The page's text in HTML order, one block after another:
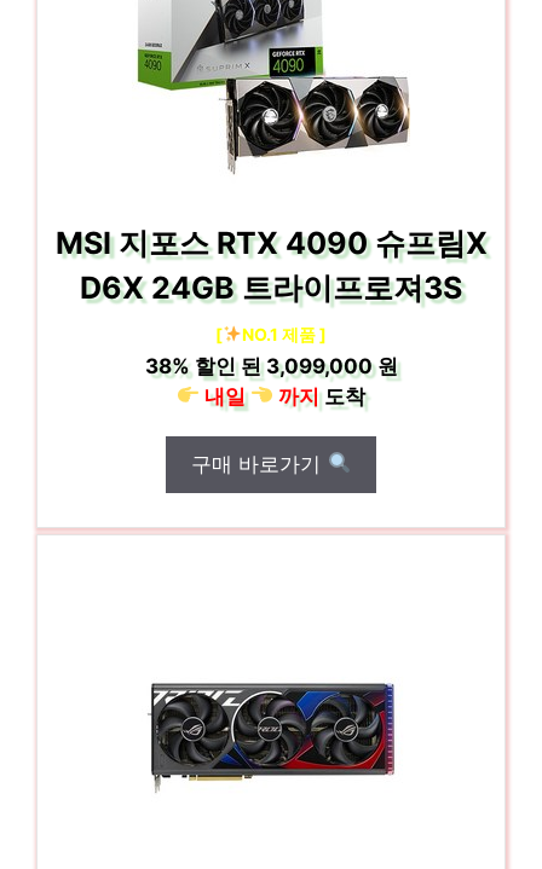
MSI 지포스 RTX 4090 슈프림X
D6X 24GB 트라이프로져3S
[ NO.1 제품 ]
38%할인 된3,099,000 원
내일
까지도착
구매 바로가기